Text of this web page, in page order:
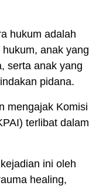
hukum adalah
anak yang
serta anak yang
pidana.
mengajak Komisi
terlibat dalam
ini oleh
healing,